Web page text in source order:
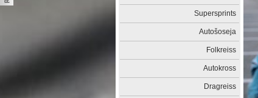
Supersprints
Autošoseja
Folkreiss
Autokross
Dragreiss